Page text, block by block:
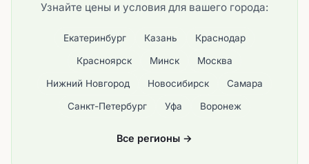
Узнайте цены и условия для вашего города:
Екатеринбург Казань Краснодар
Красноярск Минск Москва
Нижний Новгород Новосибирск Самара
Санкт-Петербург Уфа Воронеж
Все регионы →